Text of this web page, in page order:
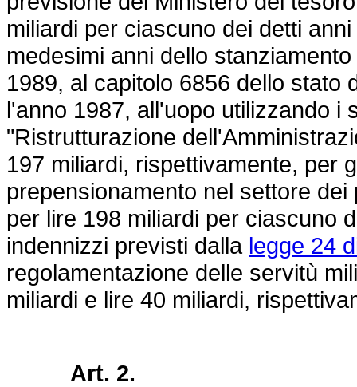
miliardi per ciascuno dei detti
medesimi anni dello
1989, al capitolo 6856 dello stato
l'anno 1987, all'uopo utilizzando i
"Ristrutturazione
197 miliardi, rispettivamente, per
prepensionamento nel settore
per lire 198 miliardi per ciascuno
indennizzi previsti dalla legge 24
regolamentazione delle servitù
miliardi e lire 40 miliardi,
Art. 2.